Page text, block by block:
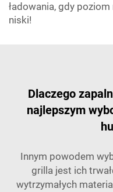
ładowania, gdy
niski!
Dlaczego
najlepszym
Innym powodem
grilla jest ich
wytrzymałych